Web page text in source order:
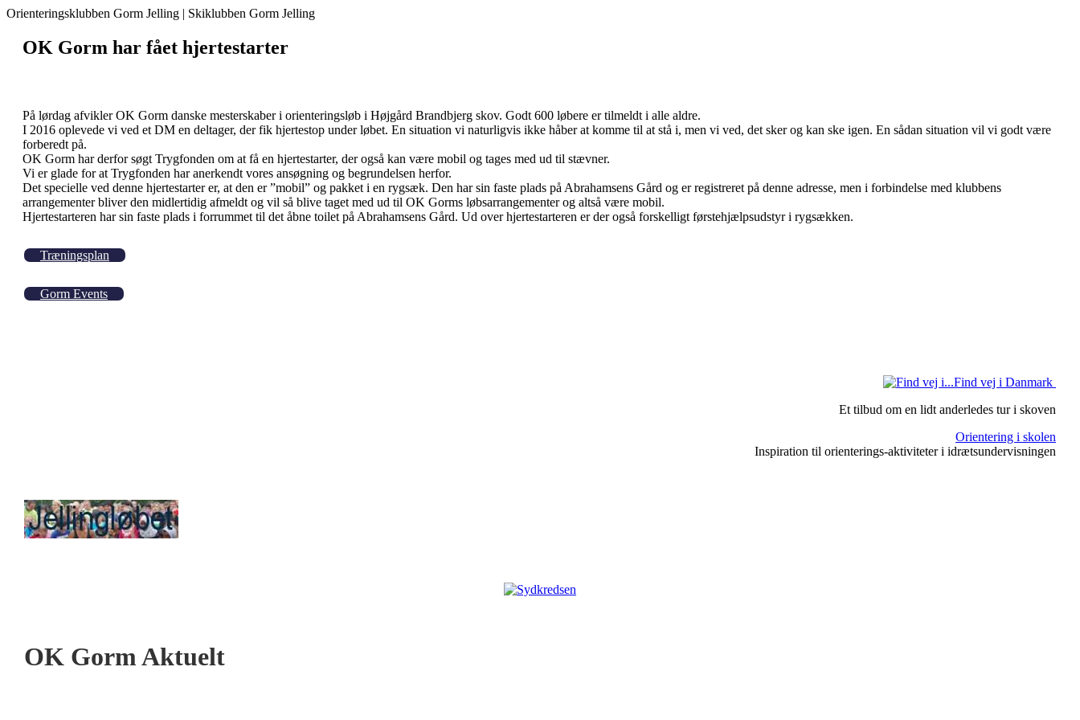
Orienteringsklubben Gorm Jelling | Skiklubben Gorm Jelling
OK Gorm har fået hjertestarter
På lørdag afvikler OK Gorm danske mesterskaber i orienteringsløb i Højgård Brandbjerg skov. Godt 600 løbere er tilmeldt i alle aldre.
I 2016 oplevede vi ved et DM en deltager, der fik hjertestop under løbet. En situation vi naturligvis ikke håber at komme til at stå i, men vi ved, det sker og kan ske igen. En sådan situation vil vi godt være
forberedt på.
OK Gorm har derfor søgt Trygfonden om at få en hjertestarter, der også kan være mobil og tages med ud til stævner.
Vi er glade for at Trygfonden har anerkendt vores ansøgning og begrundelsen herfor.
Det specielle ved denne hjertestarter er, at den er ”mobil” og pakket i en rygsæk. Den har sin faste plads på Abrahamsens Gård og er registreret på denne adresse, men i forbindelse med klubbens
arrangementer bliver den midlertidig afmeldt og vil så blive taget med ud til OK Gorms løbsarrangementer og altså være mobil.
Hjertestarteren har sin faste plads i forrummet til det åbne toilet på Abrahamsens Gård. Ud over hjertestarteren er der også forskelligt førstehjælpsudstyr i rygsækken.
Træningsplan
Gorm Events
Find vej i Danmark
Et tilbud om en lidt anderledes tur i skoven
Orientering i skolen
Inspiration til orienterings-aktiviteter i idrætsundervisningen
OK Gorm Aktuelt